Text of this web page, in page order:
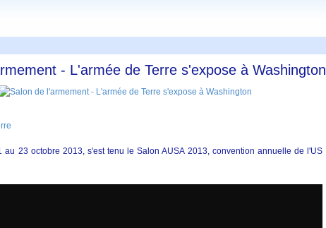
- L'armée de Terre s'expose à Washington
au 23 octobre 2013, s'est tenu le Salon AUSA 2013, convention annuelle de l'US